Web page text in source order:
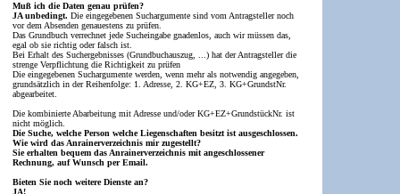
Muß ich die Daten genau prüfen?
JA unbedingt. Die eingegebenen Suchargumente sind vom Antragsteller noch
vor dem Absenden genauestens zu prüfen.
Das Grundbuch verrechnet jede Sucheingabe gnadenlos, auch wir müssen das,
egal ob sie richtig oder falsch ist.
Bei Erhalt des Suchergebnisses (Grundbuchauszug, ...) hat der Antragsteller die
strenge Verpflichtung die Richtigkeit zu prüfen
Die eingegebenen Suchargumente werden, wenn mehr als notwendig angegeben,
grundsätzlich in der Reihenfolge: 1. Adresse, 2. KG+EZ, 3. KG+GrundstNr.
abgearbeitet.
Die kombinierte Abarbeitung mit Adresse und/oder KG+EZ+GrundstückNr. ist
nicht möglich.
Die Suche, welche Person welche Liegenschaften besitzt ist ausgeschlossen.
Wie wird das Anrainerverzeichnis mir zugestellt?
Sie erhalten bequem das Anrainerverzeichnis mit angeschlossener
Rechnung, auf Wunsch per Email.
Bieten Sie noch weitere Dienste an?
JA!